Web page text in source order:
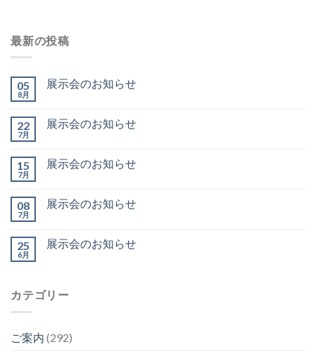
最新の投稿
05
8月
展示会のお知らせ
22
7月
展示会のお知らせ
15
7月
展示会のお知らせ
08
7月
展示会のお知らせ
25
6月
展示会のお知らせ
カテゴリー
ご案内 (292)